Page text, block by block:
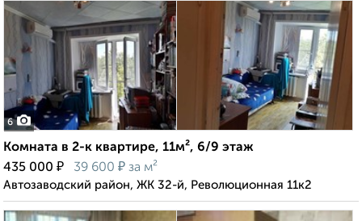
6
Комната в 2-к квартире, 11м², 6/9 этаж
435 000 ₽ 39 600 ₽ за м²
Автозаводский район, ЖК 32-й, Революционная 11к2